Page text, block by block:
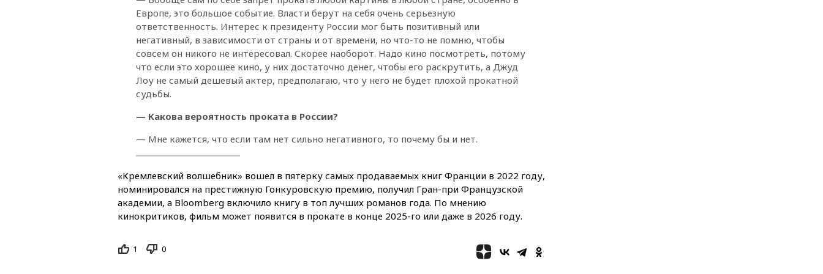
Вэнса на выборах 2028 года
вчера, 19:20 Число ломбардов
в РФ превысило максимум
вчера, 19:15 Жуковский и
аэропорт Геленджика
возобновили работу
вчера, 18:50
вчера, 18:35В Жуковском и
аэропорту Геленджика
введены ограничения
Европе, это большое событие. Власти берут на себя очень серьезную
ответственность. Интерес к президенту России мог быть позитивный или
негативный, в зависимости от страны и от времени, но что-то не помню, чтобы
совсем он никого не интересовал. Скорее наоборот. Надо кино посмотреть, потому
что если это хорошее кино, у них достаточно денег, чтобы его раскрутить, а Джуд
Лоу не самый дешевый актер, предполагаю, что у него не будет плохой прокатной
судьбы.
— Какова вероятность проката в России?
— Мне кажется, что если там нет сильно негативного, то почему бы и нет.
«Кремлевский волшебник» вошел в пятерку самых продаваемых книг Франции в 2022 году,
номинировался на престижную Гонкуровскую премию, получил Гран-при Французской
академии, а Bloomberg включило книгу в топ лучших романов года. По мнению
кинокритиков, фильм может появится в прокате в конце 2025-го или даже в 2026 году.
1 0